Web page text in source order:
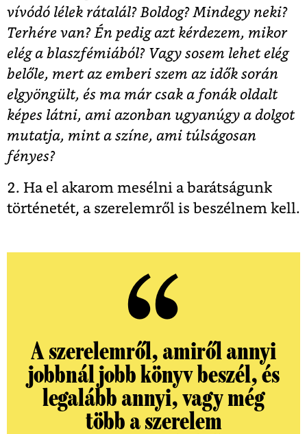
vívódó lélek rátalál? Boldog? Mindegy neki?
Terhére van? Én pedig azt kérdezem, mikor
elég a blaszfémiából? Vagy sosem lehet elég
belőle, mert az emberi szem az idők során
elgyöngült, és ma már csak a fonák oldalt
képes látni, ami azonban ugyanúgy a dolgot
mutatja, mint a színe, ami túlságosan
fényes?
2. Ha el akarom mesélni a barátságunk
történetét, a szerelemről is beszélnem kell.
A szerelemről, amiről annyi
jobbnál jobb könyv beszél, és
legalább annyi, vagy még
több a szerelem